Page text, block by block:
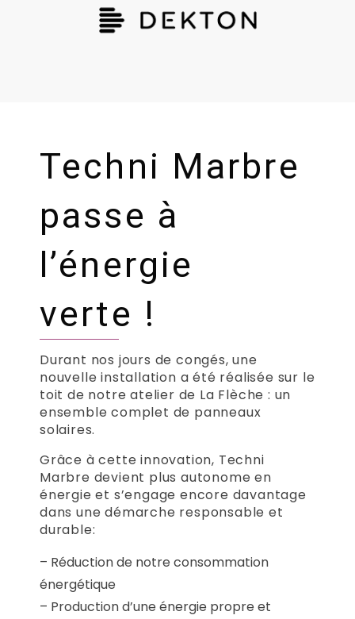
Techni Marbre
passe à
l’énergie
verte !
Durant nos jours de congés, une
nouvelle installation a été réalisée sur le
toit de notre atelier de La Flèche : un
ensemble complet de panneaux
solaires.
Grâce à cette innovation, Techni
Marbre devient plus autonome en
énergie et s’engage encore davantage
dans une démarche responsable et
durable:
– Réduction de notre consommation
énergétique
– Production d’une énergie propre et